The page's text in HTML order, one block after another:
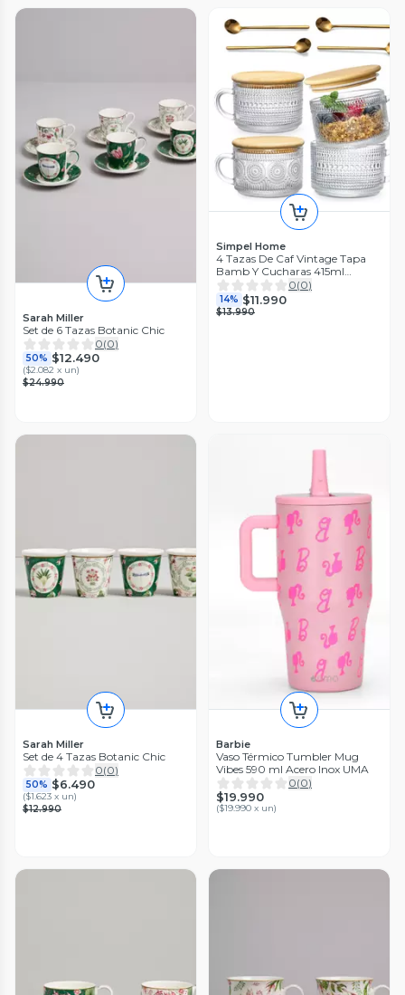
Sarah Miller
Set de 6 Tazas Botanic Chic
0(0)
50% $12.490
($2.082 x un)
$24.990
Simpel Home
4 Tazas De Caf Vintage Tapa
Bamb Y Cucharas 415ml
Transparente Vintage
0(0)
14% $11.990
$13.990
Sarah Miller
Set de 4 Tazas Botanic Chic
0(0)
50% $6.490
($1.623 x un)
$12.990
Barbie
Vaso Térmico Tumbler Mug
Vibes 590 ml Acero Inox UMA
0(0)
$19.990
($19.990 x un)